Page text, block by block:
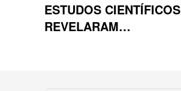
ESTUDOS CIENTÍFICOS
REVELARAM…